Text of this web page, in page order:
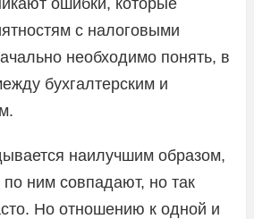
ошибки, которые
с налоговыми
необходимо понять, в
бухгалтерским и
наилучшим образом,
по ним совпадают, но так
Но отношению к одной и